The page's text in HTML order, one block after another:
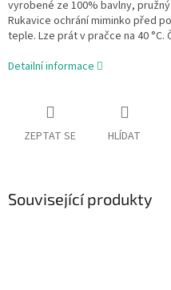
vyrobené ze 100% bavlny,
Rukavice ochrání miminko před
teple. Lze prát v pračce na 40 °C.
Detailní informace
ZEPTAT SE HLÍDAT
Související produkty